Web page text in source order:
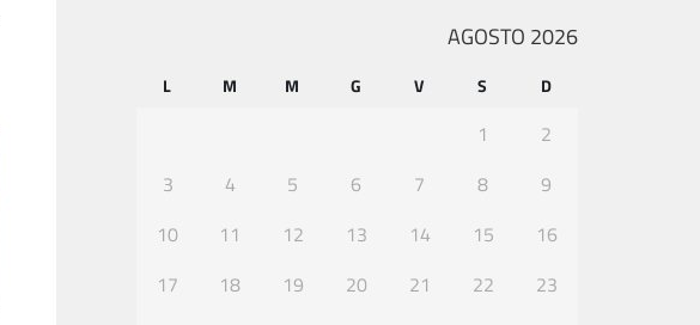
AGOSTO 2026
L M M G V S D
1
2
3
4 5 6 7 8
9
10
11 12 13 14 15
16
17
18 19 20 21 22
23